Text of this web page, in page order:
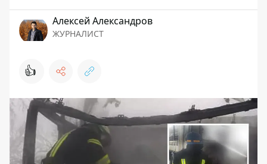
Алексей Александров
ЖУРНАЛИСТ
👍